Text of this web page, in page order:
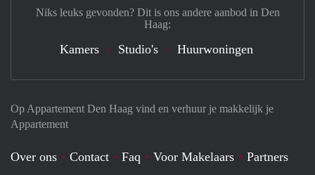
Op Appartement Den Haag vind en verhuur je makkelijk je
Appartement
Over ons Contact Faq Voor Makelaars Partners
Niks leuks gevonden? Dit is ons andere aanbod in Den
Haag:
Kamers Studio's Huurwoningen